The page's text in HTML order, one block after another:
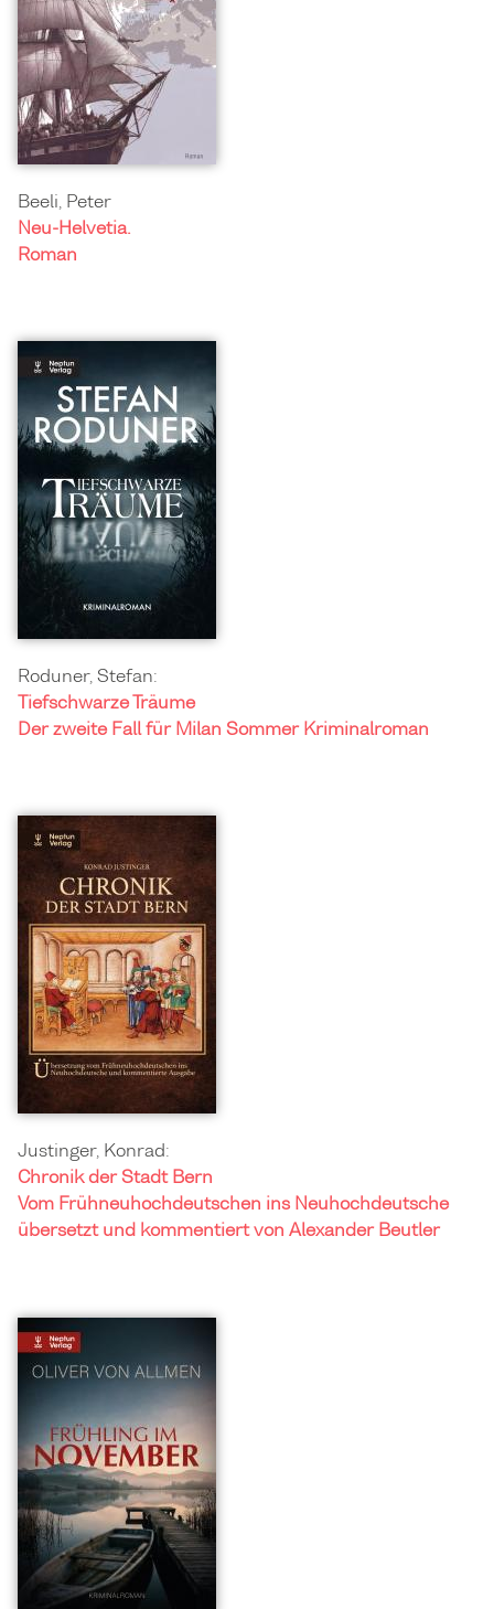
Beeli, Peter
Neu-Helvetia.
Roman
Roduner, Stefan:
Tiefschwarze Träume
Der zweite Fall für Milan Sommer Kriminalroman
Justinger, Konrad:
Chronik der Stadt Bern
Vom Frühneuhochdeutschen ins Neuhochdeutsche
übersetzt und kommentiert von Alexander Beutler